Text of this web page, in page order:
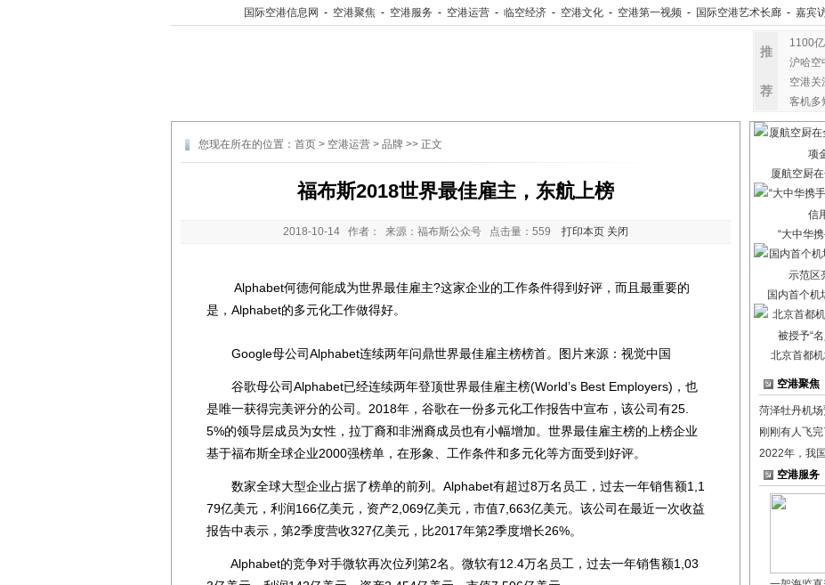
国际空港信息网 - 空港聚焦 - 空港服务 - 空港运营 - 临空经济 - 空港文化 - 空港第一视频 - 国际空港艺术长廊 - 嘉宾
推
荐
1100
沪哈空
空港关
客机多
您现在所在的位置： 首页 > 空港运营 > 品牌 >> 正文
福布斯2018世界最佳雇主，东航上榜
2018-10-14 作者： 来源：福布斯公众号 点击量： 559 打印本页 关闭
Alphabet何德何能成为世界最佳雇主?这家企业的工作条件得到好评，而且最重要的
是，Alphabet的多元化工作做得好。
Google母公司Alphabet连续两年问鼎世界最佳雇主榜榜首。图片来源：视觉中国
谷歌母公司Alphabet已经连续两年登顶世界最佳雇主榜(World’s Best Employers)，也
是唯一获得完美评分的公司。2018年，谷歌在一份多元化工作报告中宣布，该公司有25.
5%的领导层成员为女性，拉丁裔和非洲裔成员也有小幅增加。世界最佳雇主榜的上榜企业
基于福布斯全球企业2000强榜单，在形象、工作条件和多元化等方面受到好评。
数家全球大型企业占据了榜单的前列。Alphabet有超过8万名员工，过去一年销售额1,1
79亿美元，利润166亿美元，资产2,069亿美元，市值7,663亿美元。该公司在最近一次收益
报告中表示，第2季度营收327亿美元，比2017年第2季度增长26%。
Alphabet的竞争对手微软再次位列第2名。微软有12.4万名员工，过去一年销售额1,03
厦航空厨
“大中华
国内首个机
北京首都
空港聚焦
菏泽牡丹机
刚刚有人飞
2022年，我
空港服务